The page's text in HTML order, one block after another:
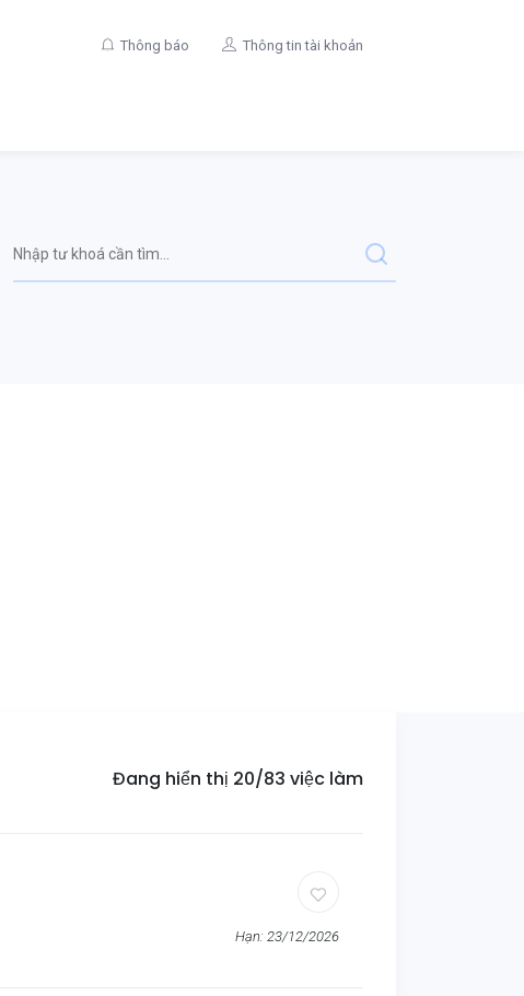
Thông báo Thông tin tài khoản
Đang hiển thị 20/83 việc làm
Hạn: 23/12/2026